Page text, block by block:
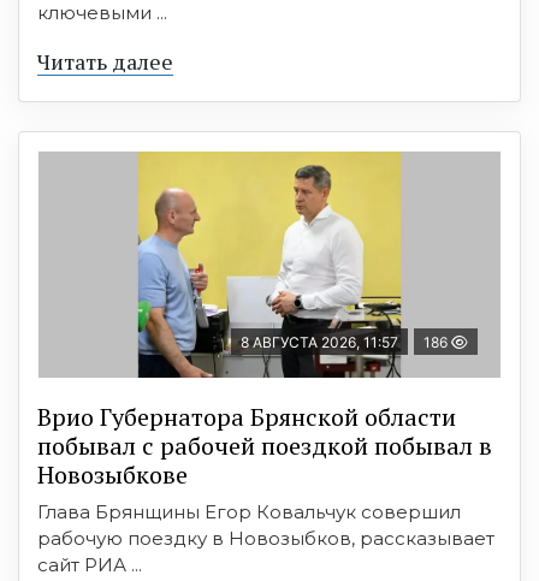
ключевыми ...
Читать далее
8 АВГУСТА 2026, 11:57 186
Врио Губернатора Брянской области
побывал с рабочей поездкой побывал в
Новозыбкове
Глава Брянщины Егор Ковальчук совершил
рабочую поездку в Новозыбков, рассказывает
сайт РИА ...